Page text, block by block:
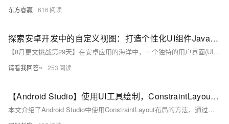
东方睿赢 616
探索安卓开发中的自定义视图：打造个性化UI组件Java中的异常处理：从基础到高级
【8月更文挑战第29天】在安卓应用的海洋中，一个独特的用户界面(UI)能让应用脱颖而出。自定义视图是实现这一目标的强大工具。本文将通过一个简单的自定义计数器视图示例，展示如何从零开始创建一个具有独特风格和功能的安卓UI组件，并讨论在此过程中涉及的设计原则、性能优化和兼容性问题。准备好让你的应用与众不同了吗？让我们开始吧！
请看我回答~ 253
【Android Studio】使用UI工具绘制，ConstraintLayout 限制性布局，快速上手
本文介绍了Android Studio中使用ConstraintLayout布局的方法，通过创建布局文件、设置控件约束等步骤，快速上手UI设计，并提供了一个TV Launcher界面布局的绘制示例。